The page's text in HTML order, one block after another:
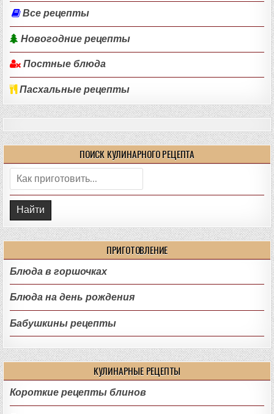
Все рецепты
Новогодние рецепты
Постные блюда
Пасхальные рецепты
ПОИСК КУЛИНАРНОГО РЕЦЕПТА
Поиск:
ПРИГОТОВЛЕНИЕ
Блюда в горшочках
Блюда на день рождения
Бабушкины рецепты
КУЛИНАРНЫЕ РЕЦЕПТЫ
Короткие рецепты блинов